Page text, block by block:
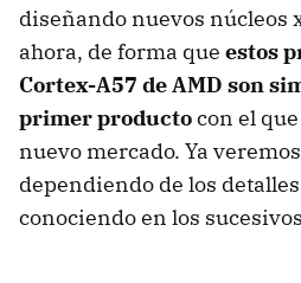
diseñando nuevos núcleos
ahora, de forma que estos
Cortex-A57 de AMD son
primer productocon el
nuevo mercado. Ya
dependiendo de los
conociendo en los